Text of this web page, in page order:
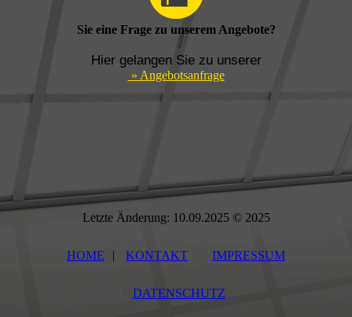
Sie eine Frage zu unserem Angebote?
Hier gelangen Sie zu unserer
» Angebotsanfrage
Letzte Änderung: 10.09.2025 © 2025
HOME | KONTAKT IMPRESSUM
DATENSCHUTZ